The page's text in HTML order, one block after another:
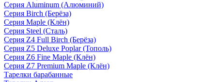
Серия Aluminum (Алюминий)
Серия Birch (Берёза)
Серия Maple (Клён)
Серия Steel (Сталь)
Серия Z4 Full Birch (Берёза)
Серия Z5 Deluxe Poplar (Тополь)
Серия Z6 Fine Maple (Клён)
Серия Z7 Premium Maple (Клён)
Тарелки барабанные